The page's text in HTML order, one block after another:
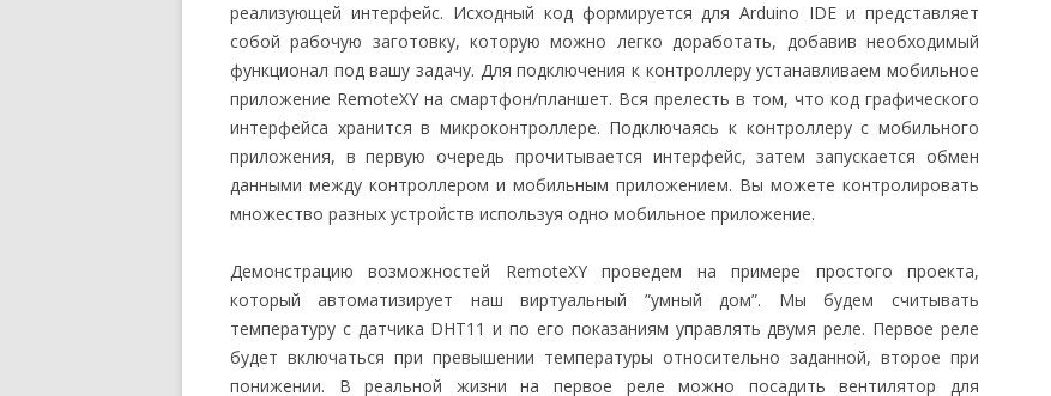
реализующей интерфейс. Исходный код формируется для Arduino IDE и представляет
собой рабочую заготовку, которую можно легко доработать, добавив необходимый
функционал под вашу задачу. Для подключения к контроллеру устанавливаем мобильное
приложение RemoteXY на смартфон/планшет. Вся прелесть в том, что код графического
интерфейса хранится в микроконтроллере. Подключаясь к контроллеру с мобильного
приложения, в первую очередь прочитывается интерфейс, затем запускается обмен
данными между контроллером и мобильным приложением. Вы можете контролировать
множество разных устройств используя одно мобильное приложение.
Демонстрацию возможностей RemoteXY проведем на примере простого проекта,
который автоматизирует наш виртуальный ”умный дом”. Мы будем считывать
температуру с датчика DHT11 и по его показаниям управлять двумя реле. Первое реле
будет включаться при превышении температуры относительно заданной, второе при
понижении. В реальной жизни на первое реле можно посадить вентилятор для